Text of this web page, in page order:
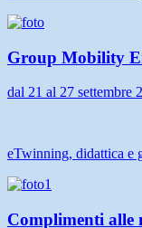
Group Mobility
dal 21 al 27 settembre
eTwinning, didattica e
Complimenti alle